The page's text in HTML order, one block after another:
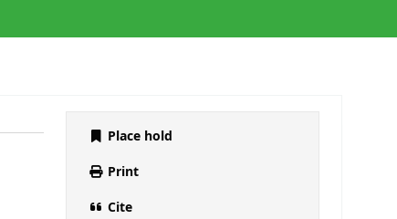
Place hold
Print
Cite